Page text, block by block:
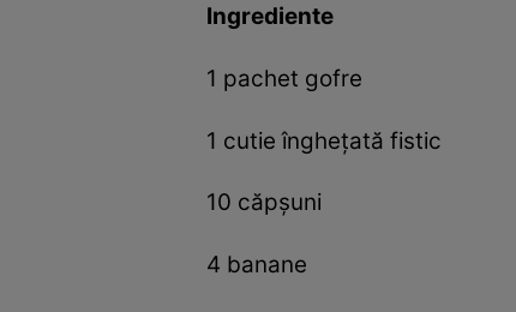
Ingrediente
1 pachet gofre
1 cutie îngheţată fistic
10 căpşuni
4 banane